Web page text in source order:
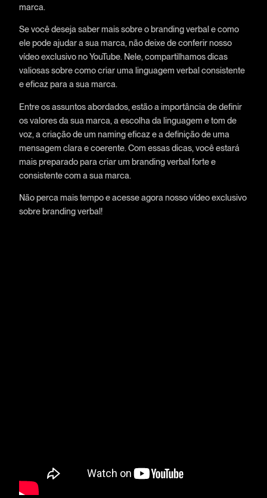
marca.
Se você deseja saber mais sobre o branding verbal e como
ele pode ajudar a sua marca, não deixe de conferir nosso
vídeo exclusivo no YouTube. Nele, compartilhamos dicas
valiosas sobre como criar uma linguagem verbal consistente
e eficaz para a sua marca.
Entre os assuntos abordados, estão a importância de definir
os valores da sua marca, a escolha da linguagem e tom de
voz, a criação de um naming eficaz e a definição de uma
mensagem clara e coerente. Com essas dicas, você estará
mais preparado para criar um branding verbal forte e
consistente com a sua marca.
Não perca mais tempo e acesse agora nosso vídeo exclusivo
sobre branding verbal!